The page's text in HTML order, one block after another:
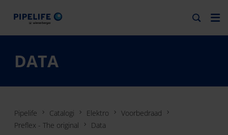
DATA
Pipelife Catalogi Elektro
Voorbedraad
Preflex - The original
Data